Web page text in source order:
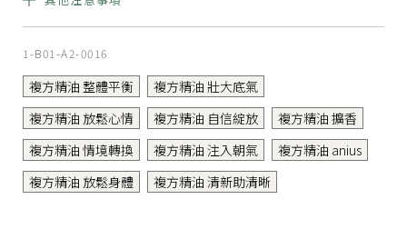
​使用後請旋緊瓶蓋，置放於陰涼乾燥處，勿直接照射陽光。
1-B01-A2-0016
複方精油 整體平衡
複方精油 壯大底氣
複方精油 放鬆心情
複方精油 自信綻放
複方精油 擴香
複方精油 情境轉換
複方精油 注入朝氣
複方精油 anius
複方精油 放鬆身體
複方精油 清新助清晰